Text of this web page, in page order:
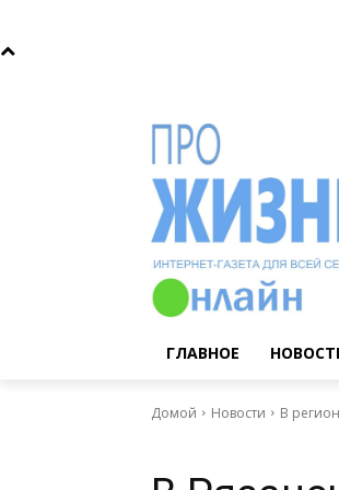
ГЛАВНОЕ
Домой Новости В